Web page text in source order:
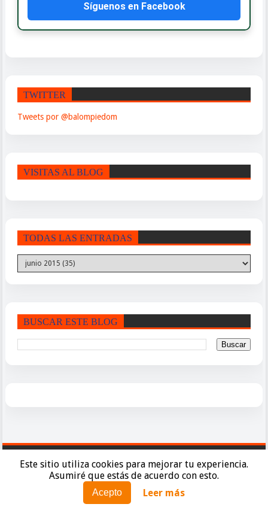
Este sitio utiliza cookies para mejorar tu experiencia.
Asumiré que estás de acuerdo con esto.
Acepto Leer más
Síguenos en Facebook
TWITTER
Tweets por @balompiedom
VISITAS AL BLOG
TODAS LAS ENTRADAS
BUSCAR ESTE BLOG
PÁGINAS
Políticas de Privacidad